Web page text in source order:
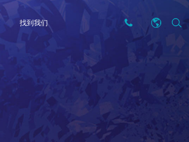
找到我们